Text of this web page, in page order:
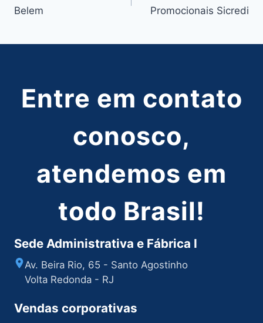
Belem
Promocionais Sicredi
Entre em contato
conosco,
atendemos em
todo Brasil!
Sede Administrativa e Fábrica I
Av. Beira Rio, 65 - Santo Agostinho
Volta Redonda - RJ
Vendas corporativas